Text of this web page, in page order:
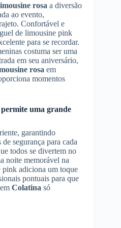
rosa a diversão
ao evento,
Confortável e
de limousine pink
para se recordar.
costuma ser uma
em seu aniversário,
rosa em
momentos
uma grande
garantindo
segurança para cada
todos se divertem no
noite memorável na
pink adiciona um toque
pontuais para que
em Colatina só